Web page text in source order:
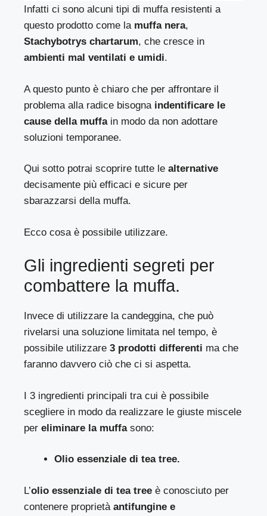
Infatti ci sono alcuni tipi di muffa resistenti a
questo prodotto come la muffa nera,
Stachybotrys chartarum, che cresce in
ambienti mal ventilati e umidi.
A questo punto è chiaro che per affrontare il
problema alla radice bisogna indentificare le
cause della muffain modo da non adottare
soluzioni temporanee.
Qui sotto potrai scoprire tutte le alternative
decisamente più efficaci e sicure per
sbarazzarsi della muffa.
Ecco cosa è possibile utilizzare.
Gli ingredienti segreti per
combattere la muffa.
Invece di utilizzare la candeggina, che può
rivelarsi una soluzione limitata nel tempo, è
possibile utilizzare3 prodotti differenti ma che
faranno davvero ciò che ci si aspetta.
I 3 ingredienti principali tra cui è possibile
scegliere in modo da realizzare le giuste miscele
pereliminare la muffasono:
Olio essenziale di tea tree.
L’olio essenziale di tea tree è conosciuto per
contenere proprietàantifungine e